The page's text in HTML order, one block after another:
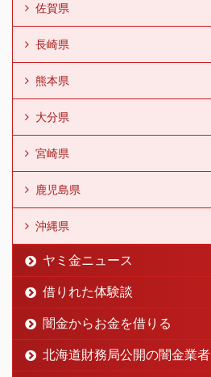
佐賀県
長崎県
熊本県
大分県
宮崎県
鹿児島県
沖縄県
ヤミ金ニュース
借りれた体験談
闇金からお金を借りる
北海道財務局公開の闇金業者